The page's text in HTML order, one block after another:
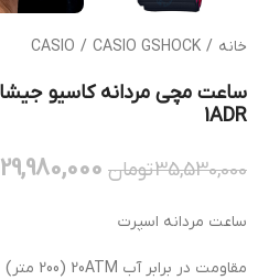
خانه /
CASIO / CASIO GSHOCK
1ADR
35,530,000تومان 29,980,000
ساعت مردانه اسپرت
مقاومت در برابر آب 20ATM (200 متر)